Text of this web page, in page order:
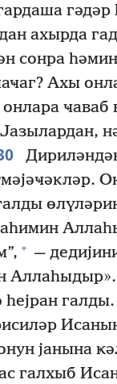
ахырда
сонра
Ахы
ҹаваб
+ —
Аллаһыдыр».
һејран галды.
јанына
галхыб